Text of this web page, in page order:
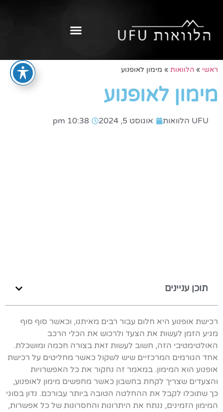
ראשי » הלוואות » מימון לאופנוע
מימון לאופנוע
UFU הלוואות אוגוסט 5, 2024 10:38 pm
תוכן עניינים
רכישת אופנוע היא חלום עבור רבים מאיתנו, וכאשר סוף סוף
מגיע הזמן לעשות את הצעד ולרכוש את הכלי הרכב
האולטימטיבי הזה, חשוב לעשות זאת בצורה חכמה ומושכלת.
אחד הגורמים המרכזיים שיש לשקול כאשר מחליטים על רכישת
אופנוע הוא המימון. במאמר זה נחקור את כל האפשרויות
והצעדים שצריך לקחת בחשבון כאשר מחפשים מימון לאופנוע,
כך שתוכלו לקבל את ההחלטה הטובה ביותר עבורכם. נדון בסוגי
המימון הזמינים, ננתח את היתרונות והחסרונות של כל אפשרות,